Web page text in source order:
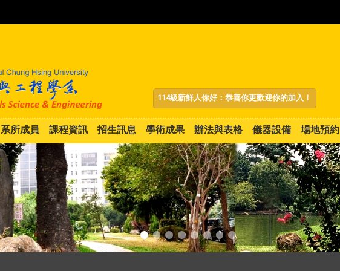
114級新鮮人你好：恭喜你更歡迎你的加入！
系所成員 課程資訊 招生訊息 學術成果 辦法與表格 儀器設備 場地預約